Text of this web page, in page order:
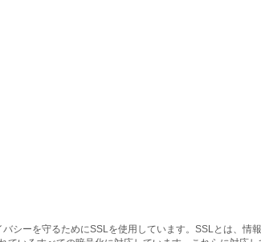
バシーを守るためにSSLを使用しています。SSLとは、情